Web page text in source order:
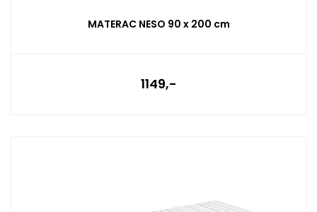
MATERAC NESO 90 x 200 cm
1149,-